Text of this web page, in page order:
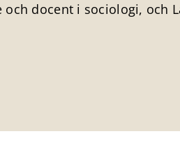
docent i sociologi, och